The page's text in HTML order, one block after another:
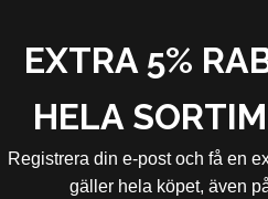
EXTRA 5%
HELA
Registrera din e‑post och få en
gäller hela köpet, även